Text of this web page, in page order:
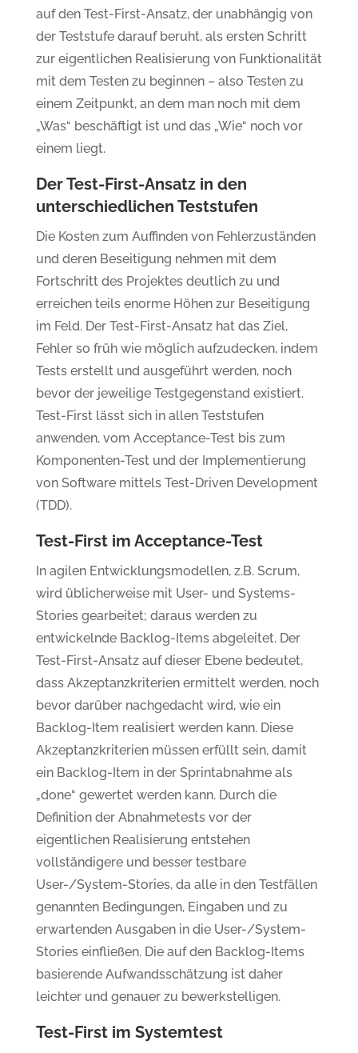
auf den Test-First-Ansatz, der unabhängig von
der Teststufe darauf beruht, als ersten Schritt
zur eigentlichen Realisierung von Funktionalität
mit dem Testen zu beginnen – also Testen zu
einem Zeitpunkt, an dem man noch mit dem
„Was“ beschäftigt ist und das „Wie“ noch vor
einem liegt.
Der Test-First-Ansatz in den
unterschiedlichen Teststufen
Die Kosten zum Auffinden von Fehlerzuständen
und deren Beseitigung nehmen mit dem
Fortschritt des Projektes deutlich zu und
erreichen teils enorme Höhen zur Beseitigung
im Feld. Der Test-First-Ansatz hat das Ziel,
Fehler so früh wie möglich aufzudecken, indem
Tests erstellt und ausgeführt werden, noch
bevor der jeweilige Testgegenstand existiert.
Test-First lässt sich in allen Teststufen
anwenden, vom Acceptance-Test bis zum
Komponenten-Test und der Implementierung
von Software mittels Test-Driven Development
(TDD).
Test-First im Acceptance-Test
In agilen Entwicklungsmodellen, z.B. Scrum,
wird üblicherweise mit User- und Systems-
Stories gearbeitet; daraus werden zu
entwickelnde Backlog-Items abgeleitet. Der
Test-First-Ansatz auf dieser Ebene bedeutet,
dass Akzeptanzkriterien ermittelt werden, noch
bevor darüber nachgedacht wird, wie ein
Backlog-Item realisiert werden kann. Diese
Akzeptanzkriterien müssen erfüllt sein, damit
ein Backlog-Item in der Sprintabnahme als
„done“ gewertet werden kann. Durch die
Definition der Abnahmetests vor der
eigentlichen Realisierung entstehen
vollständigere und besser testbare
User-/System-Stories, da alle in den Testfällen
genannten Bedingungen, Eingaben und zu
erwartenden Ausgaben in die User-/System-
Stories einfließen. Die auf den Backlog-Items
basierende Aufwandsschätzung ist daher
leichter und genauer zu bewerkstelligen.
Test-First im Systemtest